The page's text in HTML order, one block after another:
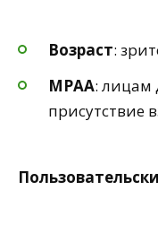
Возраст:
MPAA: лицам
присутствие